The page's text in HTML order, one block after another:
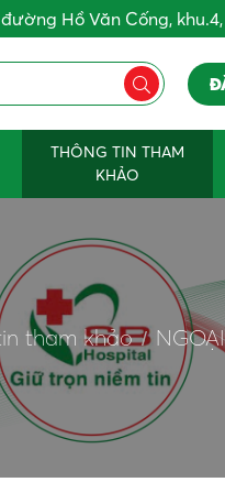
Hồ Văn Cống,
THÔNG TIN THAM
KHẢO
tham khảo